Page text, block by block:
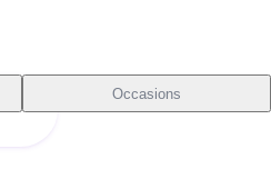
Occasions